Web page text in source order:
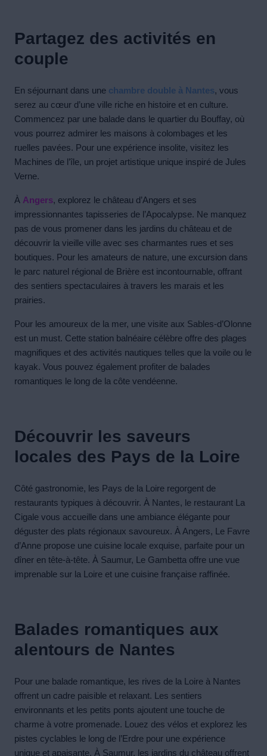
Partagez des activités en
couple
En séjournant dans une chambre double à Nantes, vous
serez au cœur d’une ville riche en histoire et en culture.
Commencez par une balade dans le quartier du Bouffay, où
vous pourrez admirer les maisons à colombages et les
ruelles pavées. Pour une expérience insolite, visitez les
Machines de l’île, un projet artistique unique inspiré de Jules
Verne.
À Angers, explorez le château d’Angers et ses
impressionnantes tapisseries de l’Apocalypse. Ne manquez
pas de vous promener dans les jardins du château et de
découvrir la vieille ville avec ses charmantes rues et ses
boutiques. Pour les amateurs de nature, une excursion dans
le parc naturel régional de Brière est incontournable, offrant
des sentiers spectaculaires à travers les marais et les
prairies.
Pour les amoureux de la mer, une visite aux Sables-d’Olonne
est un must. Cette station balnéaire célèbre offre des plages
magnifiques et des activités nautiques telles que la voile ou le
kayak. Vous pouvez également profiter de balades
romantiques le long de la côte vendéenne.
Découvrir les saveurs
locales des Pays de la Loire
Côté gastronomie, les Pays de la Loire regorgent de
restaurants typiques à découvrir. À Nantes, le restaurant La
Cigale vous accueille dans une ambiance élégante pour
déguster des plats régionaux savoureux. À Angers, Le Favre
d’Anne propose une cuisine locale exquise, parfaite pour un
dîner en tête-à-tête. À Saumur, Le Gambetta offre une vue
imprenable sur la Loire et une cuisine française raffinée.
Balades romantiques aux
alentours de Nantes
Pour une balade romantique, les rives de la Loire à Nantes
offrent un cadre paisible et relaxant. Les sentiers
environnants et les petits ponts ajoutent une touche de
charme à votre promenade. Louez des vélos et explorez les
pistes cyclables le long de l’Erdre pour une expérience
unique et apaisante. À Saumur, les jardins du château offrent